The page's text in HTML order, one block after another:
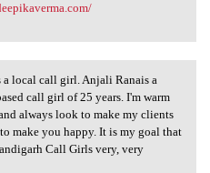
a local call
a local call girl. Anjali Ranais a
call girl of 25 years. I'm warm
always look to make my clients
make you happy. It is my goal that
Call Girls very, very